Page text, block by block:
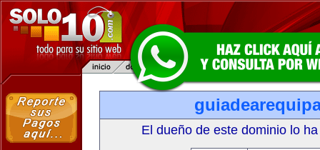
El dueño de este dominio lo